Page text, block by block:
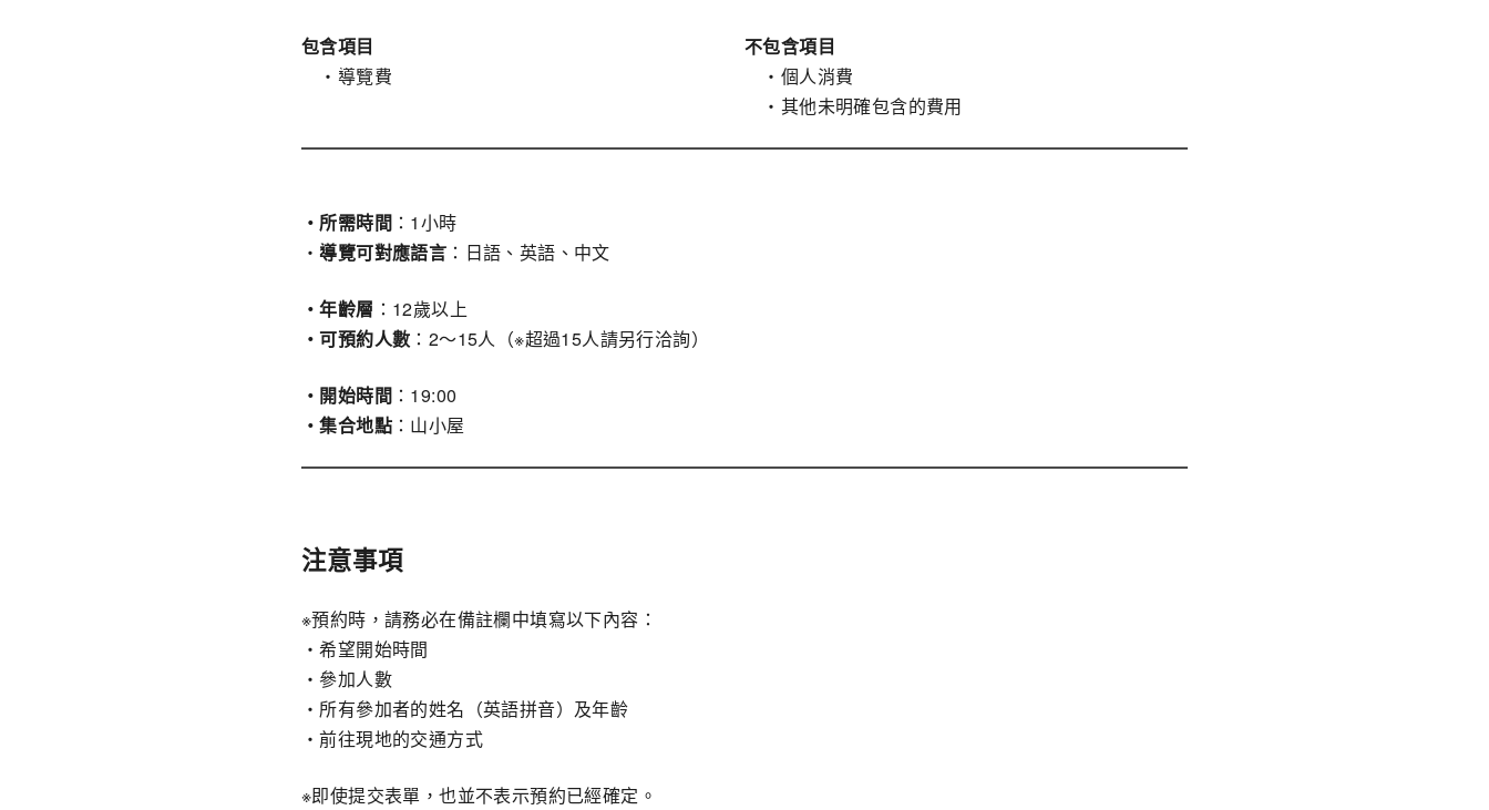
包含項目
・導覽費
不包含項目
・個人消費
・其他未明確包含的費用
・所需時間 ：1小時
・導覽可對應語言 ：日語、英語、中文
・年齡層 ：12歲以上
・可預約人數 ：2〜15人（※超過15人請另行洽詢）
・開始時間 ：19:00
・集合地點 ：山小屋
注意事項
※預約時，請務必在備註欄中填寫以下內容：
・希望開始時間
・參加人數
・所有參加者的姓名（英語拼音）及年齡
・前往現地的交通方式
※即使提交表單，也並不表示預約已經確定。